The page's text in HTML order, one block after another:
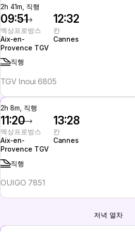
2h 41m, 직행
09:51
엑상프로방스
Aix-en-
Provence TGV
12:32
칸
Cannes
직행
TGV Inoui 6805
2h 8m, 직행
11:20
엑상프로방스
Aix-en-
Provence TGV
13:28
칸
Cannes
직행
OUIGO 7851
저녁 열차